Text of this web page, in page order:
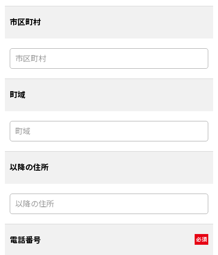
市区町村
町域
以降の住所
電話番号 必須